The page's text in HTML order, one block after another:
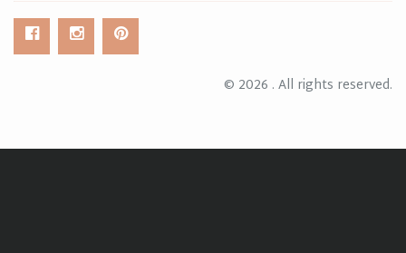
© 2026 . All rights reserved.